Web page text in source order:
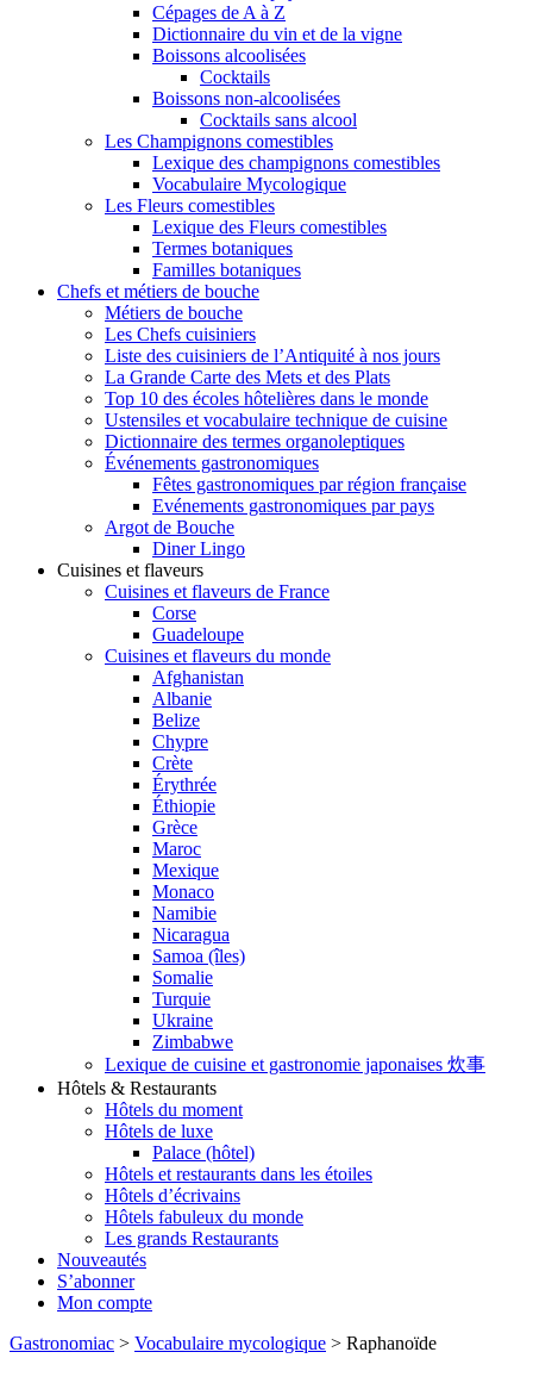
Cépages de A à Z
Dictionnaire du vin et de la vigne
Boissons alcoolisées
Cocktails
Boissons non-alcoolisées
Cocktails sans alcool
Les Champignons comestibles
Lexique des champignons comestibles
Vocabulaire Mycologique
Les Fleurs comestibles
Lexique des Fleurs comestibles
Termes botaniques
Familles botaniques
Chefs et métiers de bouche
Métiers de bouche
Les Chefs cuisiniers
Liste des cuisiniers de l’Antiquité à nos jours
La Grande Carte des Mets et des Plats
Top 10 des écoles hôtelières dans le monde
Ustensiles et vocabulaire technique de cuisine
Dictionnaire des termes organoleptiques
Événements gastronomiques
Fêtes gastronomiques par région française
Evénements gastronomiques par pays
Argot de Bouche
Diner Lingo
Cuisines et flaveurs
Cuisines et flaveurs de France
Corse
Guadeloupe
Cuisines et flaveurs du monde
Afghanistan
Albanie
Belize
Chypre
Crète
Érythrée
Éthiopie
Grèce
Maroc
Mexique
Monaco
Namibie
Nicaragua
Samoa (îles)
Somalie
Turquie
Ukraine
Zimbabwe
Lexique de cuisine et gastronomie japonaises 炊事
Hôtels & Restaurants
Hôtels du moment
Hôtels de luxe
Palace (hôtel)
Hôtels et restaurants dans les étoiles
Hôtels d’écrivains
Hôtels fabuleux du monde
Les grands Restaurants
Nouveautés
S’abonner
Mon compte
Gastronomiac > Vocabulaire mycologique > Raphanoïde